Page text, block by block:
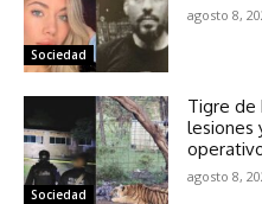
Sociedad
agosto 8,
Sociedad
Tigre de
lesiones
agosto 8,